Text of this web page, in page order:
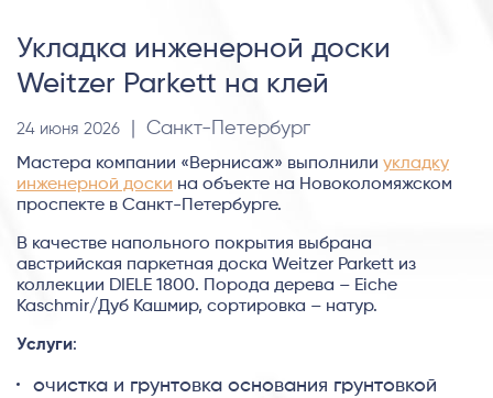
Укладка инженерной доски
Weitzer Parkett на клей
24 июня 2026 | Санкт-Петербург
Мастера компании «Вернисаж» выполнили укладку
инженерной доски на объекте на Новоколомяжском
проспекте в Санкт-Петербурге.
В качестве напольного покрытия выбрана
австрийская паркетная доска Weitzer Parkett из
коллекции DIELE 1800. Порода дерева – Eiche
Kaschmir/Дуб Кашмир, сортировка – натур.
Услуги:
очистка и грунтовка основания грунтовкой